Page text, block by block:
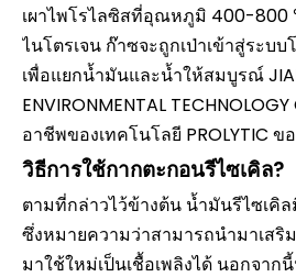
เผาไพโรไลซิสที่อุณหภูมิ 400-800
ไนโตรเจน ก๊าซจะถูกเป่าเข้าสู่ระบ
เพื่อแยกน้ำมันและน้ำให้สมบูรณ์
ENVIRONMENTAL
อาชีพของเทคโนโลยี PROLYTIC
วิธีการใช้กากตะกอนรีไซเคิล?
ตามที่กล่าวไว้ข้างต้น น้ำมันรีไซเคิ
ซึ่งหมายความว่าสามารถนำมาเส
มาใช้ใหม่เป็นเชื้อเพลิงได้ นอกจาก